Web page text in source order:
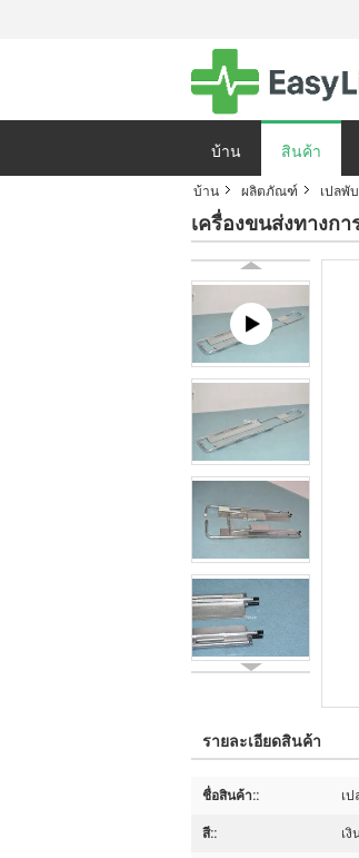
บ้าน สินค้า
บ้าน ผลิตภัณฑ์ เปลพั
เครื่องขนส่งทางก
รายละเอียดสินค้า
ชื่อสินค้า:: เ
สี:: เงิ